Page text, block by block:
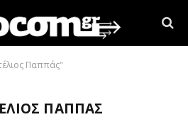
Παππάς"
ΠΑΠΠΆΣ